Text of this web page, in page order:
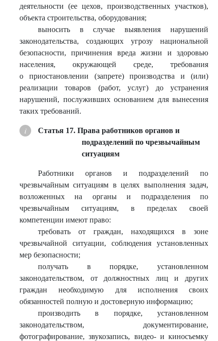
деятельности (ее цехов, производственных участков),
объекта строительства, оборудования;
выносить в случае выявления нарушений
законодательства, создающих угрозу национальной
безопасности, причинения вреда жизни и здоровью
населения, окружающей среде, требования
о приостановлении (запрете) производства и (или)
реализации товаров (работ, услуг) до устранения
нарушений, послуживших основанием для вынесения
таких требований.
Статья 17. Права работников органов и
подразделений по чрезвычайным
ситуациям
Работники органов и подразделений по
чрезвычайным ситуациям в целях выполнения задач,
возложенных на органы и подразделения по
чрезвычайным ситуациям, в пределах своей
компетенции имеют право:
требовать от граждан, находящихся в зоне
чрезвычайной ситуации, соблюдения установленных
мер безопасности;
получать в порядке, установленном
законодательством, от должностных лиц и других
граждан необходимую для исполнения своих
обязанностей полную и достоверную информацию;
производить в порядке, установленном
законодательством, документирование,
фотографирование, звукозапись, видео- и киносъемку